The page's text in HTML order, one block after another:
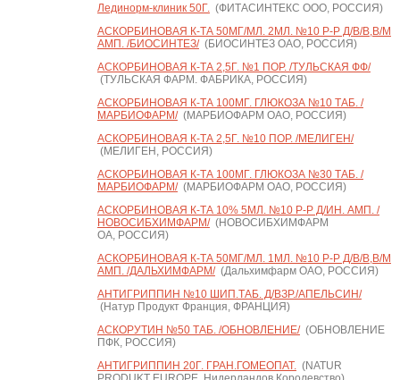
Лединорм-клиник 50Г.(ФИТАСИНТЕКС ООО, РОССИЯ)
АСКОРБИНОВАЯ К-ТА 50МГ/МЛ. 2МЛ. №10 Р-Р Д/В/В,В/М
АМП. /БИОСИНТЕЗ/(БИОСИНТЕЗ ОАО, РОССИЯ)
АСКОРБИНОВАЯ К-ТА 2,5Г. №1 ПОР. /ТУЛЬСКАЯ ФФ/
(ТУЛЬСКАЯ ФАРМ. ФАБРИКА, РОССИЯ)
АСКОРБИНОВАЯ К-ТА 100МГ. ГЛЮКОЗА №10 ТАБ. /
МАРБИОФАРМ/(МАРБИОФАРМ ОАО, РОССИЯ)
АСКОРБИНОВАЯ К-ТА 2,5Г. №10 ПОР. /МЕЛИГЕН/
(МЕЛИГЕН, РОССИЯ)
АСКОРБИНОВАЯ К-ТА 100МГ. ГЛЮКОЗА №30 ТАБ. /
МАРБИОФАРМ/(МАРБИОФАРМ ОАО, РОССИЯ)
АСКОРБИНОВАЯ К-ТА 10% 5МЛ. №10 Р-Р Д/ИН. АМП. /
НОВОСИБХИМФАРМ/(НОВОСИБХИМФАРМ
ОА, РОССИЯ)
АСКОРБИНОВАЯ К-ТА 50МГ/МЛ. 1МЛ. №10 Р-Р Д/В/В,В/М
АМП. /ДАЛЬХИМФАРМ/(Дальхимфарм ОАО, РОССИЯ)
АНТИГРИППИН №10 ШИП.ТАБ. Д/ВЗР./АПЕЛЬСИН/
(Натур Продукт Франция, ФРАНЦИЯ)
АСКОРУТИН №50 ТАБ. /ОБНОВЛЕНИЕ/(ОБНОВЛЕНИЕ
ПФК, РОССИЯ)
АНТИГРИППИН 20Г. ГРАН.ГОМЕОПАТ.(NATUR